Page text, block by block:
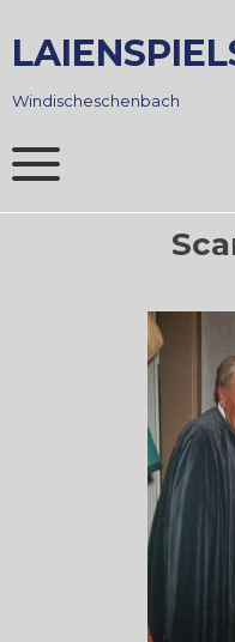
to
content
Windischeschenbach